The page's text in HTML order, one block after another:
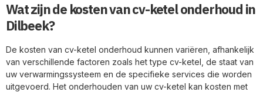
Wat zijn de kosten van cv-ketel onderhoud in
Dilbeek?
De kosten van cv-ketel onderhoud kunnen variëren, afhankelijk
van verschillende factoren zoals het type cv-ketel, de staat van
uw verwarmingssysteem en de specifieke services die worden
uitgevoerd. Het onderhouden van uw cv-ketel kan kosten met